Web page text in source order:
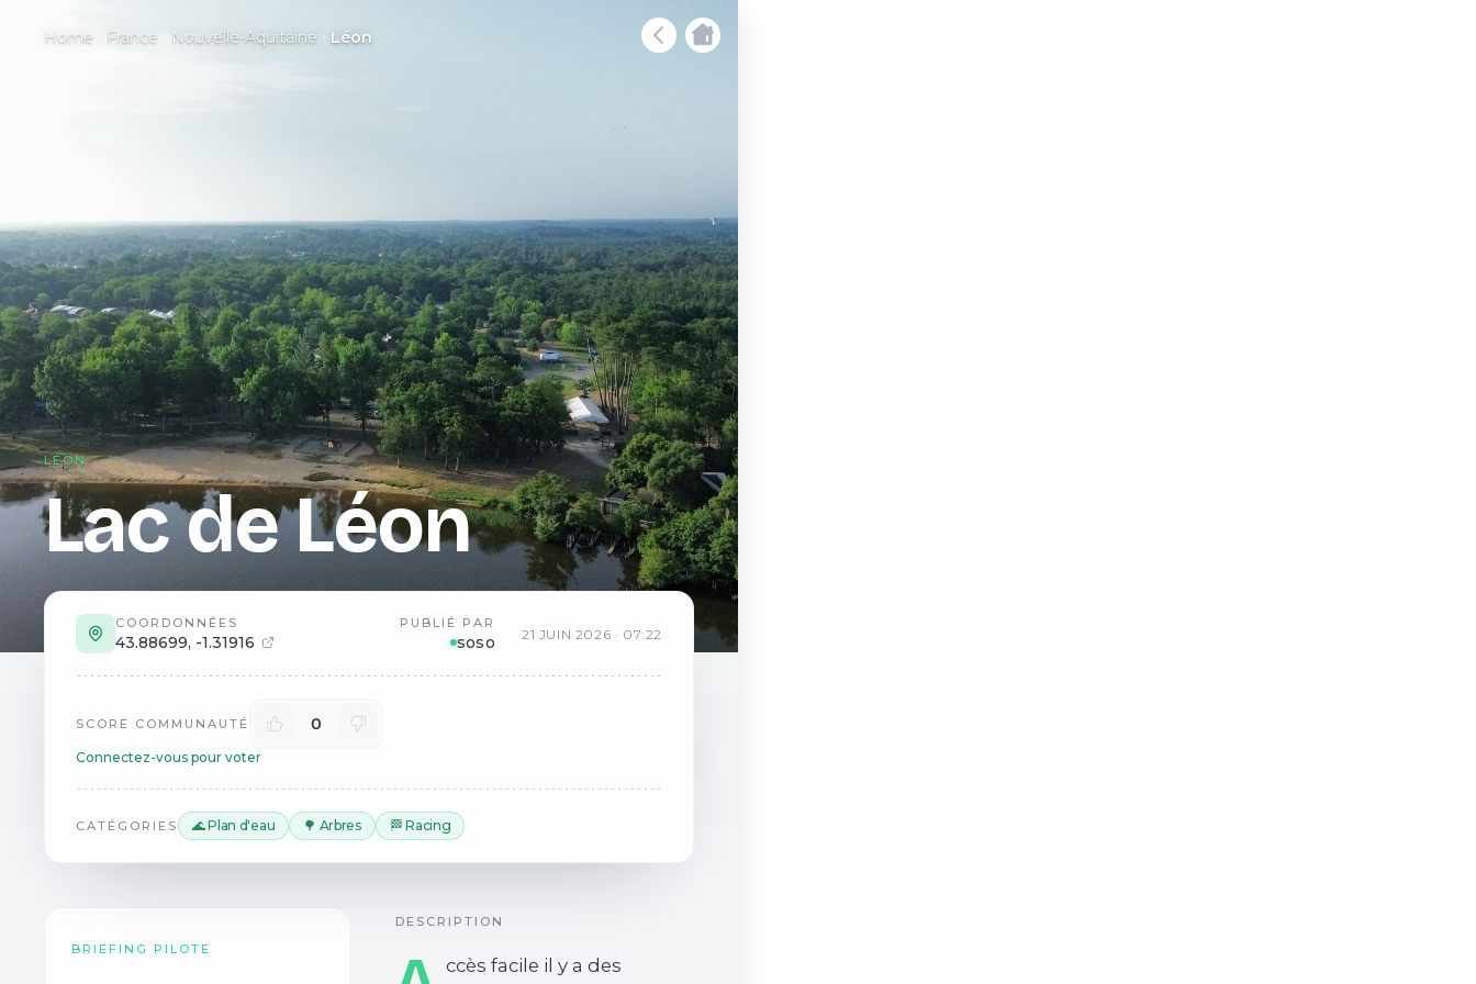
Home France Nouvelle-Aquitaine Léon
LÉON
Lac de Léon
COORDONNÉES
43.88699, -1.31916
PUBLIÉ PAR
soso 21 JUIN 2026 · 07:22
SCORE COMMUNAUTÉ 0
Connectez-vous pour voter
CATÉGORIES 🌊 Plan d'eau 🌳 Arbres 🏁 Racing
BRIEFING PILOTE
DESCRIPTION
ccès facile il y a des